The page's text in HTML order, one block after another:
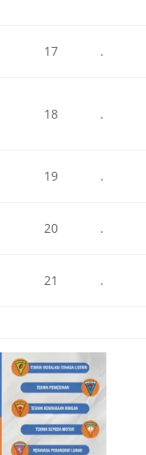
17 .
18 .
19 .
20 .
21 .